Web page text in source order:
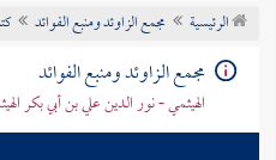
تراجم الأعلام
الرئيسية مجمع الزاوئد ومنبع الفوائد
مجمع الزاوئد ومنبع الفوائد
الهيثمي - نور الدين علي بن أبي بكر